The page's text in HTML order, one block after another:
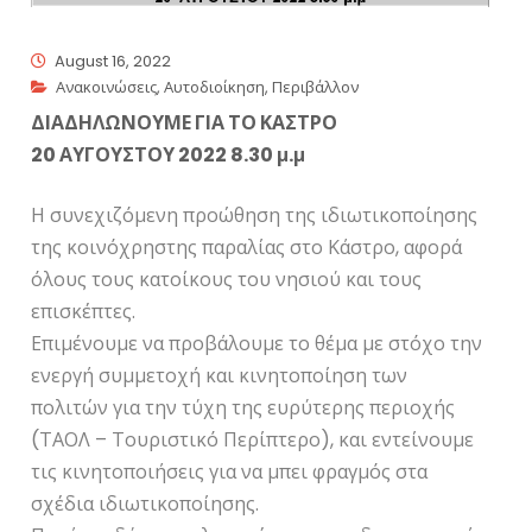
August 16, 2022
Ανακοινώσεις,Αυτοδιοίκηση,Περιβάλλον
ΔΙΑΔΗΛΩΝΟΥΜΕ ΓΙΑ ΤΟ ΚΑΣΤΡΟ
20 ΑΥΓΟΥΣΤΟΥ 2022 8.30 μ.μ
Η συνεχιζόμενη προώθηση της ιδιωτικοποίησης
της κοινόχρηστης παραλίας στο Κάστρο, αφορά
όλους τους κατοίκους του νησιού και τους
επισκέπτες.
Επιμένουμε να προβάλουμε το θέμα με στόχο την
ενεργή συμμετοχή και κινητοποίηση των
πολιτών για την τύχη της ευρύτερης περιοχής
(ΤΑΟΛ – Τουριστικό Περίπτερο), και εντείνουμε
τις κινητοποιήσεις για να μπει φραγμός στα
σχέδια ιδιωτικοποίησης.